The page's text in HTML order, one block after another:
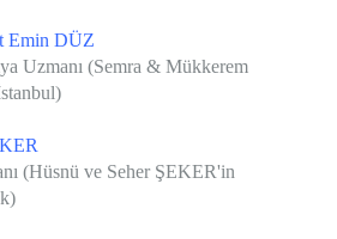
Emin DÜZ
Uzmanı (Semra & Mükkerem
(Hüsnü ve Seher ŞEKER'in